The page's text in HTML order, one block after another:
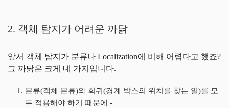
2. 객체 탐지가 어려운 까닭
앞서 객체 탐지가 분류나 Localization에 비해 어렵다고 했죠?
그 까닭은 크게 네 가지입니다.
분류(객체 분류)와 회귀(경계 박스의 위치를 찾는 일)를 모
두 적용해야 하기 때문에 -